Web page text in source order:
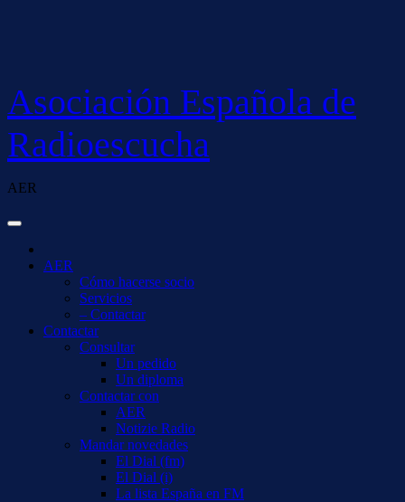
Asociación Española de
Radioescucha
AER
AER
Cómo hacerse socio
Servicios
– Contactar
Contactar
Consultar
Un pedido
Un diploma
Contactar con
AER
Notizie Radio
Mandar novedades
El Dial (fm)
El Dial (i)
La lista España en FM